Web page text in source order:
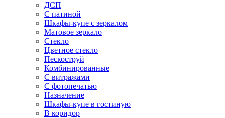
ДСП
С патиной
Шкафы-купе с зеркалом
Матовое зеркало
Стекло
Цветное стекло
Пескоструй
Комбинированные
С витражами
С фотопечатью
Назначение
Шкафы-купе в гостиную
В коридор